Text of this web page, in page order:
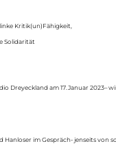
Kritik(un)Fähigkeit,
Solidarität
Dreyeckland am 17.Januar 2023–
Hanloser im Gespräch- jenseits von